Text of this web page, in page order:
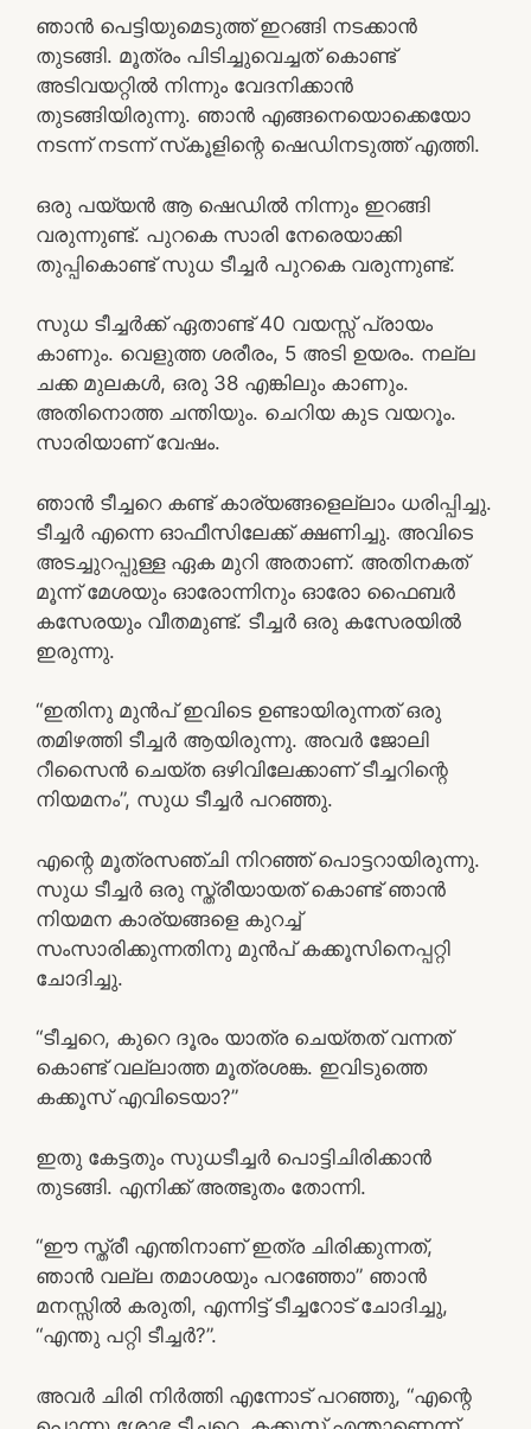
ഞാൻ പെട്ടിയുമെടുത്ത് ഇറങ്ങി നടക്കാൻ
തുടങ്ങി. മൂത്രം പിടിച്ചുവെച്ചത് കൊണ്ട്
അടിവയറ്റിൽ നിന്നും വേദനിക്കാൻ
തുടങ്ങിയിരുന്നു. ഞാൻ എങ്ങനെയൊക്കെയോ
നടന്ന് നടന്ന് സ്‌കൂളിന്റെ ഷെഡിനടുത്ത് എത്തി.
ഒരു പയ്യൻ ആ ഷെഡിൽ നിന്നും ഇറങ്ങി
വരുന്നുണ്ട്. പുറകെ സാരി നേരെയാക്കി
തുപ്പികൊണ്ട് സുധ ടീച്ചർ പുറകെ വരുന്നുണ്ട്.
സുധ ടീച്ചർക്ക് ഏതാണ്ട് 40 വയസ്സ് പ്രായം
കാണും. വെളുത്ത ശരീരം, 5 അടി ഉയരം. നല്ല
ചക്ക മുലകൾ, ഒരു 38 എങ്കിലും കാണും.
അതിനൊത്ത ചന്തിയും. ചെറിയ കുട വയറൂം.
സാരിയാണ് വേഷം.
ഞാൻ ടീച്ചറെ കണ്ട് കാര്യങ്ങളെല്ലാം ധരിപ്പിച്ചു.
ടീച്ചർ എന്നെ ഓഫീസിലേക്ക് ക്ഷണിച്ചു. അവിടെ
അടച്ചുറപ്പുള്ള ഏക മുറി അതാണ്. അതിനകത്
മൂന്ന് മേശയും ഓരോന്നിനും ഓരോ ഫൈബർ
കസേരയും വീതമുണ്ട്. ടീച്ചർ ഒരു കസേരയിൽ
ഇരുന്നു.
“ഇതിനു മുൻപ് ഇവിടെ ഉണ്ടായിരുന്നത് ഒരു
തമിഴത്തി ടീച്ചർ ആയിരുന്നു. അവർ ജോലി
റീസൈൻ ചെയ്ത ഒഴിവിലേക്കാണ് ടീച്ചറിന്റെ
നിയമനം”, സുധ ടീച്ചർ പറഞ്ഞു.
എന്റെ മൂത്രസഞ്ചി നിറഞ്ഞ് പൊട്ടറായിരുന്നു.
സുധ ടീച്ചർ ഒരു സ്ത്രീയായത് കൊണ്ട് ഞാൻ
നിയമന കാര്യങ്ങളെ കുറച്ച്
സംസാരിക്കുന്നതിനു മുൻപ് കക്കൂസിനെപ്പറ്റി
ചോദിച്ചു.
“ടീച്ചറെ, കുറെ ദൂരം യാത്ര ചെയ്തത് വന്നത്
കൊണ്ട് വല്ലാത്ത മൂത്രശങ്ക. ഇവിടുത്തെ
കക്കൂസ് എവിടെയാ?”
ഇതു കേട്ടതും സുധടീച്ചർ പൊട്ടിചിരിക്കാൻ
തുടങ്ങി. എനിക്ക് അത്ഭുതം തോന്നി.
“ഈ സ്ത്രീ എന്തിനാണ് ഇത്ര ചിരിക്കുന്നത്,
ഞാൻ വല്ല തമാശയും പറഞ്ഞോ” ഞാൻ
മനസ്സിൽ കരുതി, എന്നിട്ട് ടീച്ചറോട് ചോദിച്ചു,
“എന്തു പറ്റി ടീച്ചർ?”.
അവർ ചിരി നിർത്തി എന്നോട് പറഞ്ഞു, “എന്റെ